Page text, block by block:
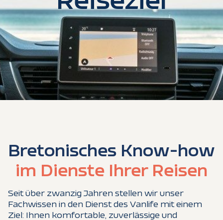
Bretonisches Know-how
im Dienste Ihrer Reisen
Seit über zwanzig Jahren stellen wir unser
Fachwissen in den Dienst des Vanlife mit einem
Ziel: Ihnen komfortable, zuverlässige und